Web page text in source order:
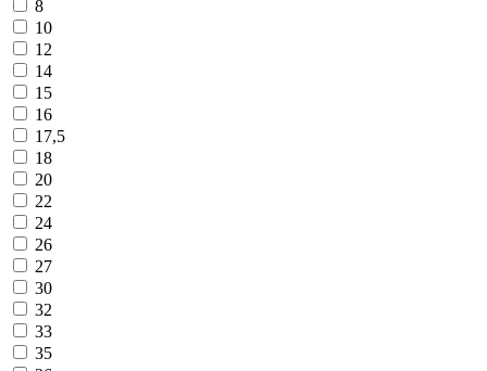
8
10
12
14
15
16
17,5
18
20
22
24
26
27
30
32
33
35